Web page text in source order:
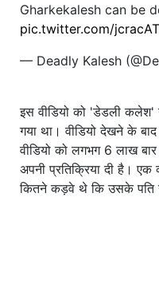
Gharkekalesh can be
pic.twitter.com/
— Deadly Kalesh
इस वीडियो को 'डेडली कलेश'
गया था। वीडियो देखने के
वीडियो को लगभग 6 लाख
अपनी प्रतिक्रिया दी है। एक
कितने कड़वे थे कि उसके पति